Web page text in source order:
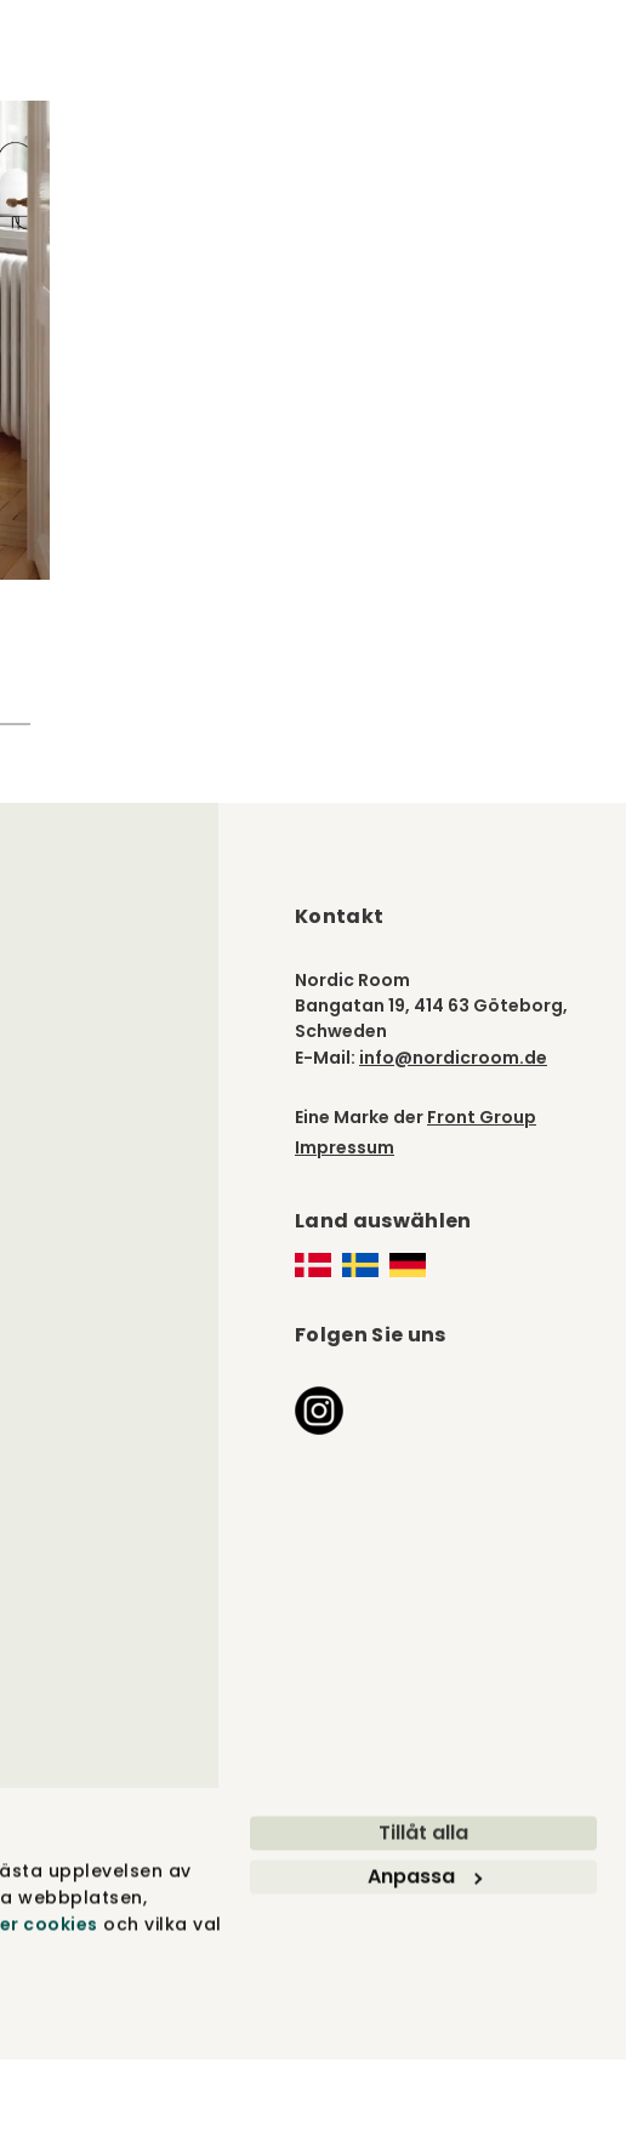
upplevelsen av
webbplatsen,
cookies och vilka val
Tillåt alla
Anpassa
Kontakt
Nordic Room
Bangatan 19, 414 63 Göteborg,
Schweden
E-Mail: info@nordicroom.de
Eine Marke der Front Group
Impressum
Land auswählen
Folgen Sie uns